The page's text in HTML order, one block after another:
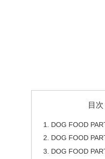
目次
DOG FOOD
DOG FOOD
DOG FOOD